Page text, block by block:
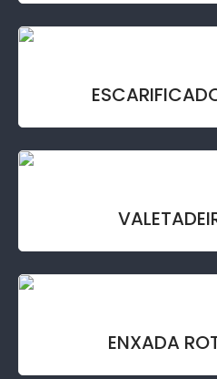
ENXADA